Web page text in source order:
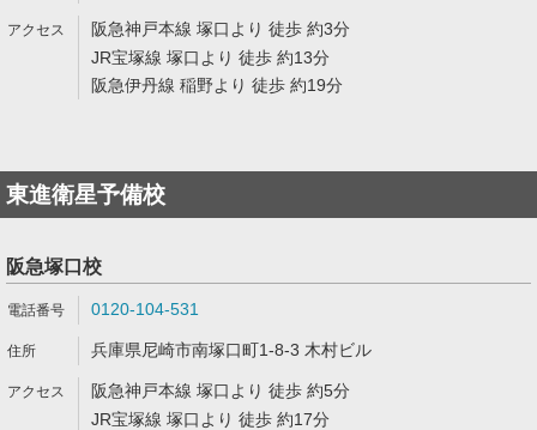
阪急神戸本線 塚口より 徒歩 約3分
JR宝塚線 塚口より 徒歩 約13分
阪急伊丹線 稲野より 徒歩 約19分
東進衛星予備校
阪急塚口校
0120-104-531
兵庫県尼崎市南塚口町1-8-3 木村ビル
阪急神戸本線 塚口より 徒歩 約5分
JR宝塚線 塚口より 徒歩 約17分